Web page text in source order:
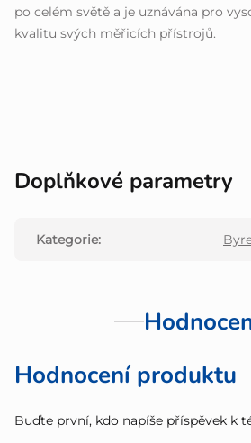
po celém světě a je uznávána pro
kvalitu svých měřicích přístrojů.
Doplňkové parametry
Kategorie:
Hodnocení produktu
Buďte první, kdo napíše příspěvek k